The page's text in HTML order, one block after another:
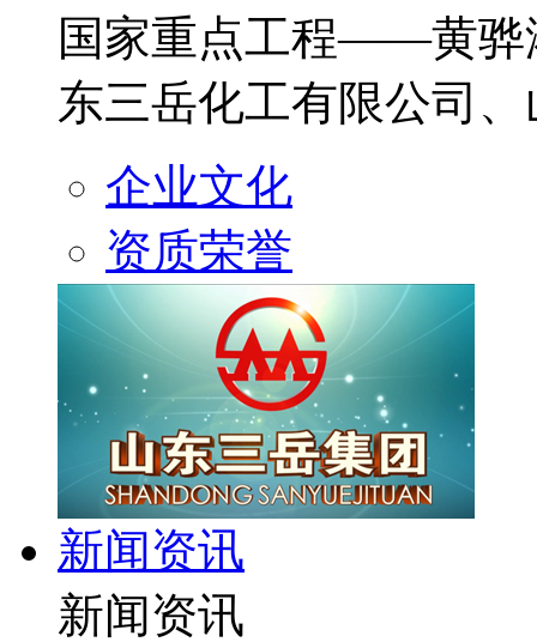
国家重点工程——黄骅
东三岳化工有限公司
企业文化
资质荣誉
新闻资讯
新闻资讯